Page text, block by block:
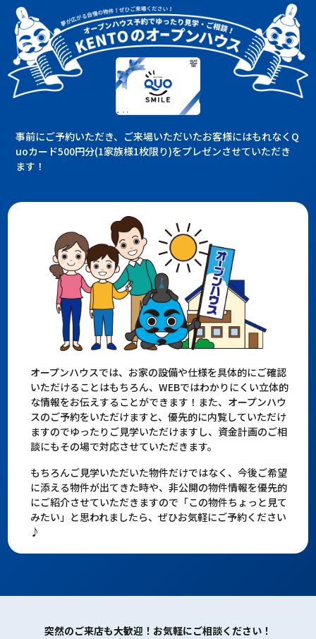
事前にご予約いただき、ご来場いただいたお客様にはもれなくQ
uoカード500円分(1家族様1枚限り)をプレゼンさせていただき
ます！
オープンハウスでは、お家の設備や仕様を具体的にご確認
いただけることはもちろん、WEBではわかりにくい立体的
な情報をお伝えすることができます！また、オープンハウ
スのご予約をいただけますと、優先的に内覧していただけ
ますのでゆったりご見学いただけますし、資金計画のご相
談にもその場で対応させていただきます。
もちろんご見学いただいた物件だけではなく、今後ご希望
に添える物件が出てきた時や、非公開の物件情報を優先的
にご紹介させていただきますので「この物件ちょっと見て
みたい」と思われましたら、ぜひお気軽にご予約ください
♪
突然のご来店も大歓迎！お気軽にご相談ください！